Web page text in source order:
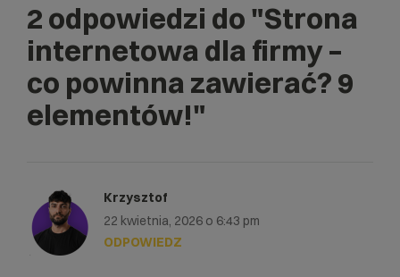
2 odpowiedzi do "Strona
internetowa dla firmy –
co powinna zawierać? 9
elementów!"
Krzysztof
22 kwietnia, 2026 o 6:43 pm
ODPOWIEDZ